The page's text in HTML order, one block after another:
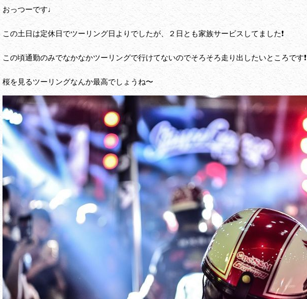
おっつーです♩
この土日は定休日でツーリング日よりでしたが、２日とも家族サービスしてました❗️
この頃通勤のみでなかなかツーリングで行けてないのでそろそろ走り出したいところです❗️
桜を見るツーリングなんか最高でしょうね〜